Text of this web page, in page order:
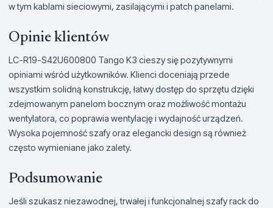
w tym kablami sieciowymi, zasilającymi i patch panelami.
Opinie klientów
LC-R19-S42U600800 Tango K3 cieszy się pozytywnymi
opiniami wśród użytkowników. Klienci doceniają przede
wszystkim solidną konstrukcję, łatwy dostęp do sprzętu dzięki
zdejmowanym panelom bocznym oraz możliwość montażu
wentylatora, co poprawia wentylację i wydajność urządzeń.
Wysoka pojemność szafy oraz elegancki design są również
często wymieniane jako zalety.
Podsumowanie
Jeśli szukasz niezawodnej, trwałej i funkcjonalnej szafy rack do